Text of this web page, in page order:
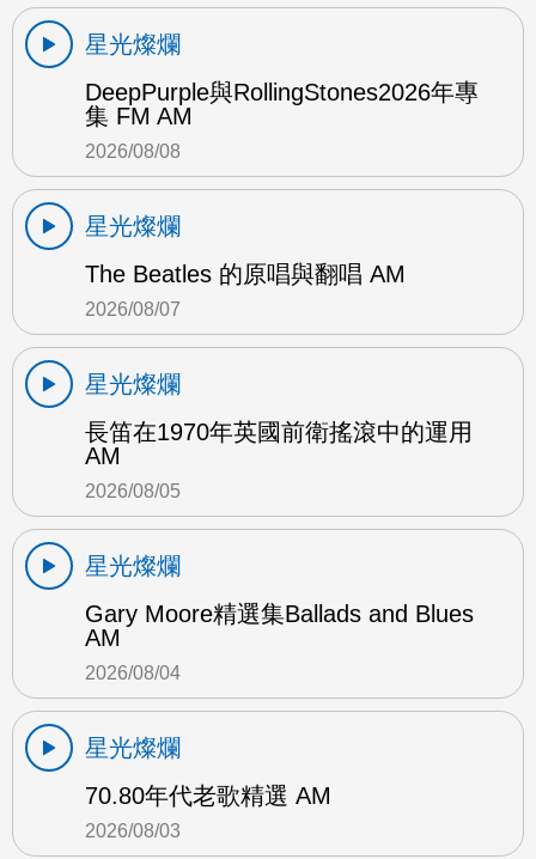
星光燦爛
DeepPurple與RollingStones2026年專
集 FM AM
2026/08/08
星光燦爛
The Beatles 的原唱與翻唱 AM
2026/08/07
星光燦爛
長笛在1970年英國前衛搖滾中的運用
AM
2026/08/05
星光燦爛
Gary Moore精選集Ballads and Blues
AM
2026/08/04
星光燦爛
70.80年代老歌精選 AM
2026/08/03